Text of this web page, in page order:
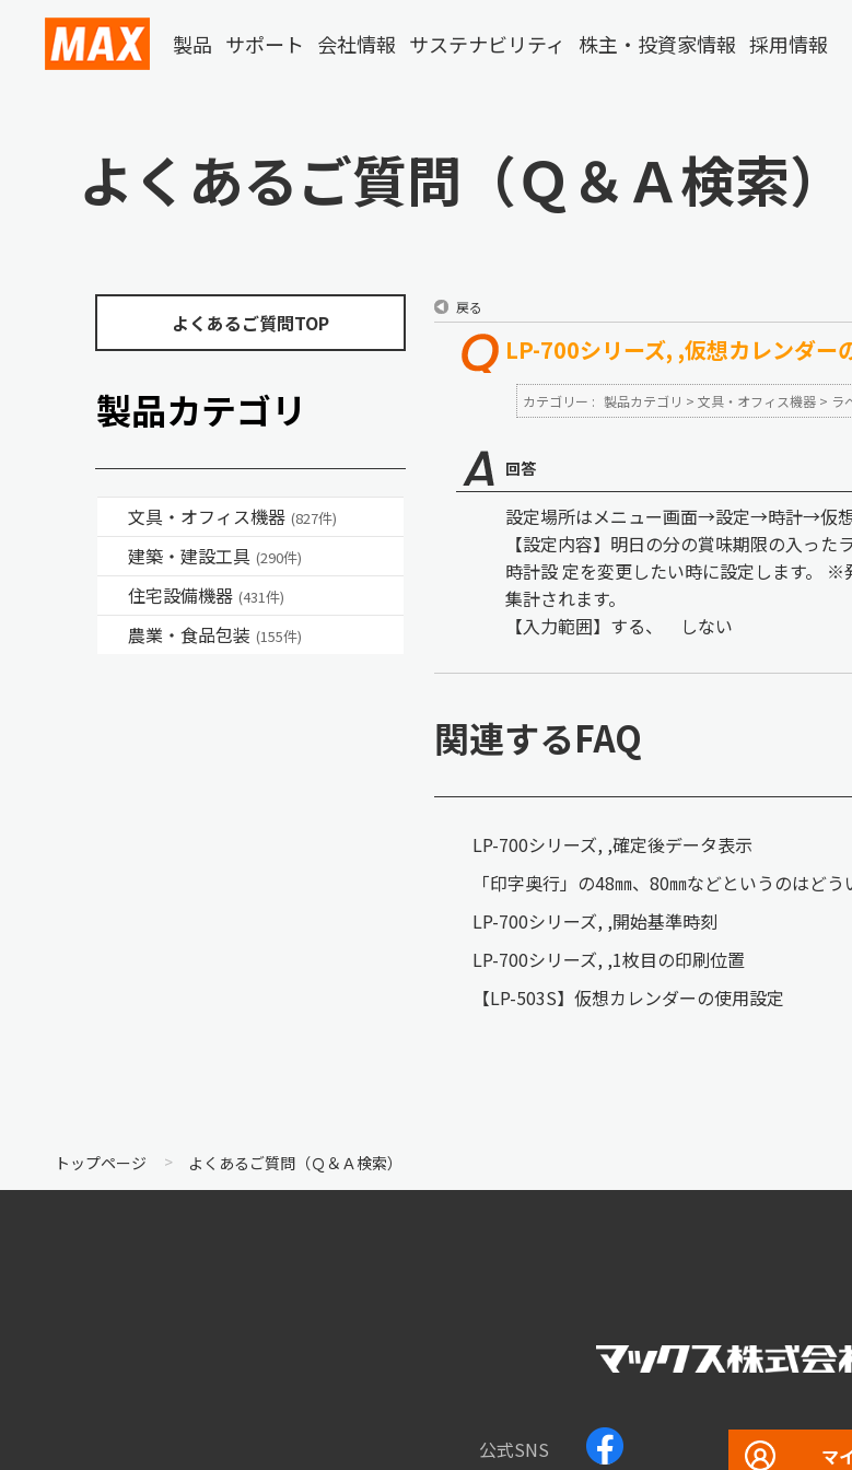
製品 サポート 会社情報 サステナビリティ 株主・投資家情報 採用情報
よくあるご質問（Ｑ＆Ａ検索）
よくあるご質問TOP
製品カテゴリ
文具・オフィス機器 (827件)
建築・建設工具 (290件)
住宅設備機器 (431件)
農業・食品包装 (155件)
戻る
LP-700シリーズ, ,仮想カレンダー
カテゴリー : 製品カテゴリ > 文具・オフィス機器 > ラ
回答
設定場所はメニュー画面→設定→時計→仮
【設定内容】明日の分の賞味期限の入っ
時計設 定を変更したい時に設定します。
集計されます。
【入力範囲】する、 しない
関連するFAQ
LP-700シリーズ, ,確定後データ表示
「印字奥行」の48㎜、80㎜などというのはどう
LP-700シリーズ, ,開始基準時刻
LP-700シリーズ, ,1枚目の印刷位置
【LP-503S】仮想カレンダーの使用設定
トップページ よくあるご質問（Ｑ＆Ａ検索）
公式SNS マ